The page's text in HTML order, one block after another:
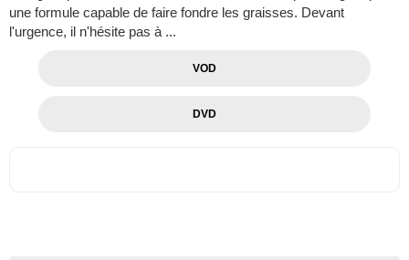
une formule capable de faire fondre les graisses. Devant
l'urgence, il n'hésite pas à ...
VOD
DVD